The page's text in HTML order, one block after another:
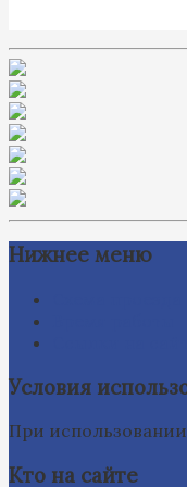
Нижнее меню
Условия
При
Кто на сайте